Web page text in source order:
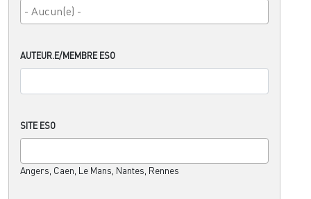
AUTEUR.E/MEMBRE ESO
SITE ESO
Angers, Caen, Le Mans, Nantes, Rennes